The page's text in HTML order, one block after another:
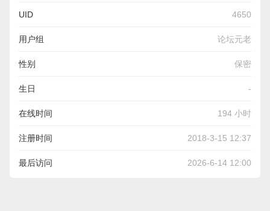
UID 4650
用户组 论坛元老
性别 保密
生日 -
在线时间 194 小时
注册时间 2018-3-15 12:37
最后访问 2026-6-14 12:00